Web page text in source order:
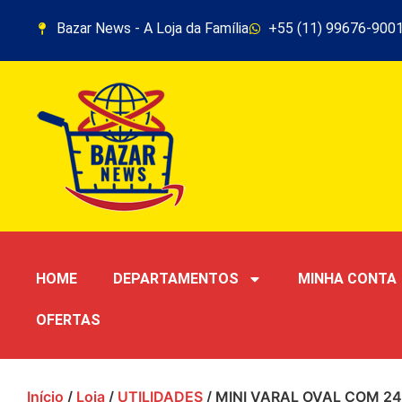
Bazar News - A Loja da Família +55 (11) 99676-9001
HOME DEPARTAMENTOS MINHA CONTA
OFERTAS
Início / Loja / UTILIDADES / MINI VARAL OVAL COM